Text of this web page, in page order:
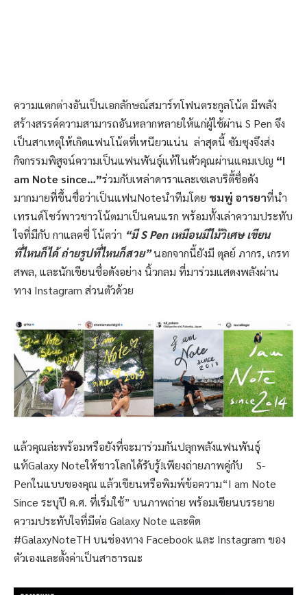
ความแตกต่างอันเป็นเอกลักษณ์สมาร์ทโฟนตระกูลโน้ต มีพลัง
สร้างสรรค์ความสามารถอันหลากหลายให้แก่ผู้ใช้ผ่าน S Pen จึง
เป็นสาเหตุให้เกิดแฟนโน้ตที่เหนียวแน่น ล่าสุดนี้ ซัมซุงจึงส่ง
กิจกรรมพิสูจน์ความเป็นแฟนพันธุ์แท้ในตัวคุณผ่านแคมเปญ “I
am Note since…”ร่วมกับเหล่าดาราและเซเลบริตี้ชื่อดัง
มากมายที่ขึ้นชื่อว่าเป็นแฟนNoteนำทีมโดย ชมพู่ อารยาที่นำ
เทรนด์โชว์พาวชาวโน้ตมาเป็นคนแรก พร้อมทั้งเล่าความประทับ
ใจที่มีกับ กาแลคซี่ โน้ตว่า “มีS Pen เหมือนมีไม้วิเศษ เขียน
ที่ไหนก็ได้ ถ่ายรูปที่ไหนก็สวย”นอกจากนี้ยังมี ตุลย์ ภากร, เกรท
สพล, และนักเขียนชื่อดังอย่าง นิ้วกลม ที่มาร่วมแสดงพลังผ่าน
ทาง Instagram ส่วนตัวด้วย
แล้วคุณล่ะพร้อมหรือยังที่จะมาร่วมกันปลุกพลังแฟนพันธุ์
แท้Galaxy Noteให้ชาวโลกได้รับรู้!เพียงถ่ายภาพคู่กับ S-
Penในแบบของคุณ แล้วเขียนหรือพิมพ์ข้อความ“I am Note
Since ระบุปี ค.ศ. ที่เริ่มใช้” บนภาพถ่าย พร้อมเขียนบรรยาย
ความประทับใจที่มีต่อ Galaxy Note และติด
#GalaxyNoteTH บนช่องทาง Facebook และ Instagram ของ
ตัวเองและตั้งค่าเป็นสาธารณะ